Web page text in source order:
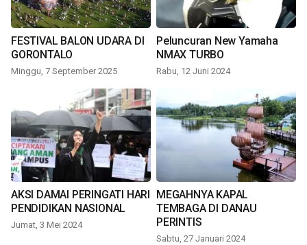
FESTIVAL BALON UDARA DI
GORONTALO
Minggu, 7 September 2025
Peluncuran New Yamaha
NMAX TURBO
Rabu, 12 Juni 2024
AKSI DAMAI PERINGATI HARI
PENDIDIKAN NASIONAL
Jumat, 3 Mei 2024
MEGAHNYA KAPAL
TEMBAGA DI DANAU
PERINTIS
Sabtu, 27 Januari 2024